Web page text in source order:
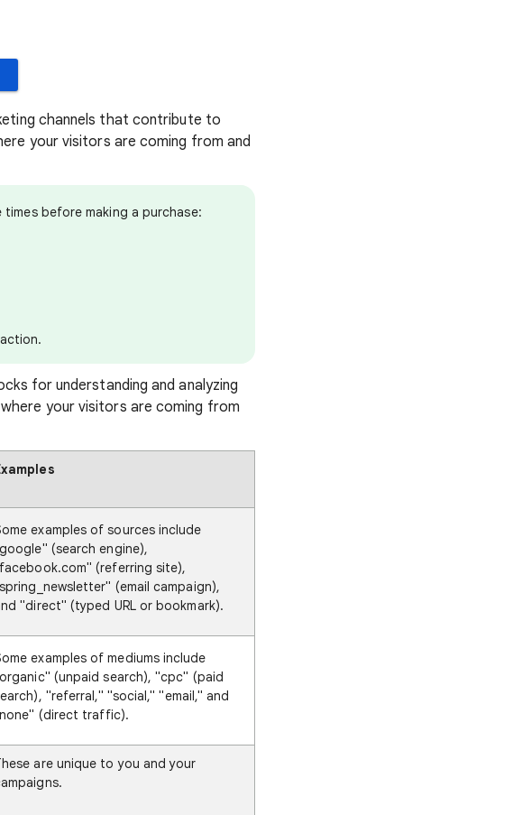
channels that contribute to
your visitors are coming from and
before making a purchase:
for understanding and analyzing
your visitors are coming from
examples of sources include
(search engine),
(referring site),
(email campaign),
"direct" (typed URL or bookmark).
examples of mediums include
(unpaid search), "cpc" (paid
"referral," "social," "email," and
(direct traffic).
are unique to you and your